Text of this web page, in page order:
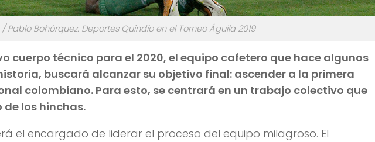
/ Pablo Bohórquez. Deportes Quindío en el Torneo Águila 2019
cuerpo técnico para el 2020, el equipo cafetero que hace algunos
buscará alcanzar su objetivo final: ascender a la primera
colombiano. Para esto, se centrará en un trabajo colectivo que
de los hinchas.
el encargado de liderar el proceso del equipo milagroso. El